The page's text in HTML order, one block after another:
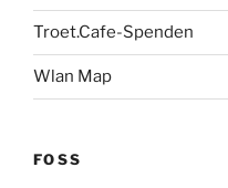
Troet.Cafe-Spenden
Wlan Map
FOSS